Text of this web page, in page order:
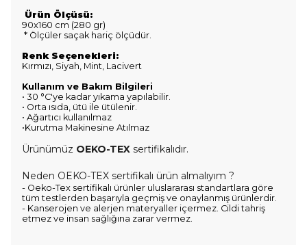
Ürün Ölçüsü:
90x160 cm (280 gr)
* Ölçüler saçak hariç ölçüdür.
Renk Seçenekleri:
Kırmızı, Siyah, Mint, Lacivert
Kullanım ve Bakım Bilgileri
• 30 °C'ye kadar yıkama yapılabilir.
• Orta ısıda, ütü ile ütülenir.
• Ağartıcı kullanılmaz
•Kurutma Makinesine Atılmaz
Ürünümüz OEKO-TEX sertifikalıdır.
Neden OEKO-TEX sertifikalı ürün almalıyım ?
- Oeko-Tex sertifikalı ürünler uluslararası standartlara göre
tüm testlerden başarıyla geçmiş ve onaylanmış ürünlerdir.
- Kanserojen ve alerjen materyaller içermez. Cildi tahriş
etmez ve insan sağlığına zarar vermez.